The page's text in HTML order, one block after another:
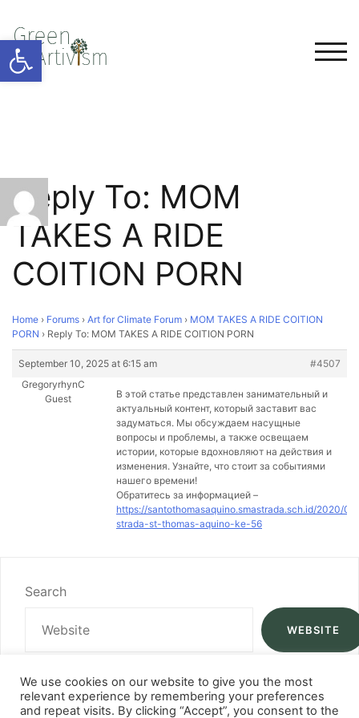
Open toolbar
Reply To: MOM
TAKES A RIDE
COITION PORN
Home › Forums › Art for Climate Forum › MOM TAKES A RIDE COITION
PORN › Reply To: MOM TAKES A RIDE COITION PORN
September 10, 2025 at 6:15 am
#4507
GregoryrhynC
Guest
В этой статье представлен занимательный и
актуальный контент, который заставит вас
задуматься. Мы обсуждаем насущные
вопросы и проблемы, а также освещаем
истории, которые вдохновляют на действия и
изменения. Узнайте, что стоит за событиями
нашего времени!
Обратитесь за информацией –
https://santothomasaquino.smastrada.sch.id/2020/
strada-st-thomas-aquino-ke-56
Search
WEBSITE
We use cookies on our website to give you the most
relevant experience by remembering your preferences
and repeat visits. By clicking “Accept”, you consent to the